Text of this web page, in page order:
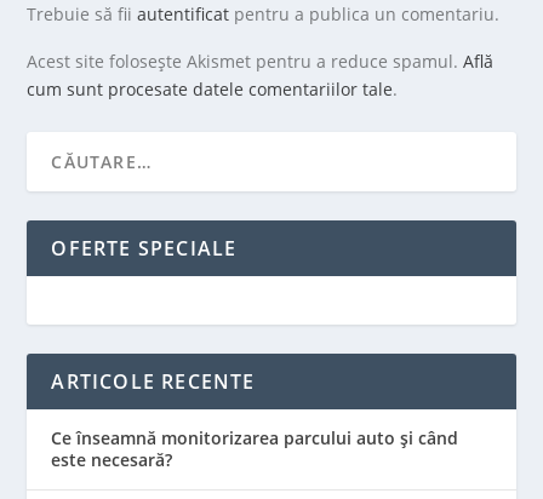
Trebuie să fiiautentificat pentru a publica un comentariu.
Acest site folosește Akismet pentru a reduce spamul.Află
cum sunt procesate datele comentariilor tale.
OFERTE SPECIALE
ARTICOLE RECENTE
Ce înseamnă monitorizarea parcului auto și când
este necesară?